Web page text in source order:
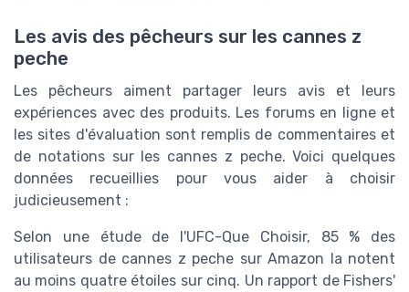
Les avis des pêcheurs sur les cannes z
peche
Les pêcheurs aiment partager leurs avis et leurs
expériences avec des produits. Les forums en ligne et
les sites d'évaluation sont remplis de commentaires et
de notations sur les cannes z peche. Voici quelques
données recueillies pour vous aider à choisir
judicieusement :
Selon une étude de l'UFC-Que Choisir, 85 % des
utilisateurs de cannes z peche sur Amazon la notent
au moins quatre étoiles sur cinq. Un rapport de Fishers'